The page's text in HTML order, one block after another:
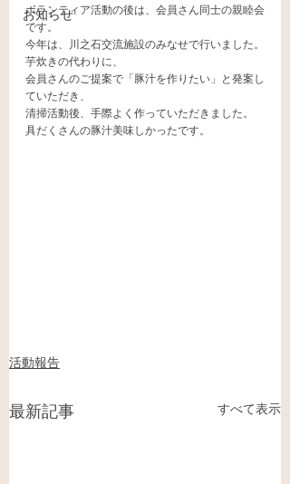
お知らせ
ボランティア活動の後は、会員さん同士の親睦会
です。
今年は、川之石交流施設のみなせで行いました。
芋炊きの代わりに、
会員さんのご提案で「豚汁を作りたい」と発案し
ていただき、
清掃活動後、手際よく作っていただきました。
具だくさんの豚汁美味しかったです。
活動報告
最新記事 すべて表示